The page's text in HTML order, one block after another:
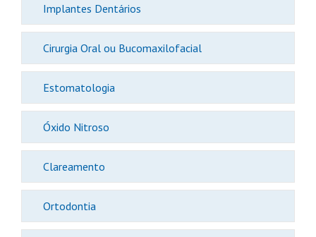
Implantes Dentários
Cirurgia Oral ou Bucomaxilofacial
Estomatologia
Óxido Nitroso
Clareamento
Ortodontia